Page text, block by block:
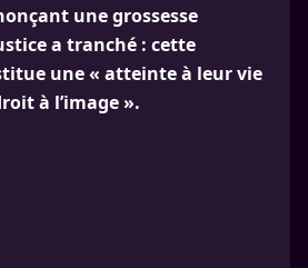
une grossesse
a tranché : cette
une « atteinte à leur vie
à l’image ».